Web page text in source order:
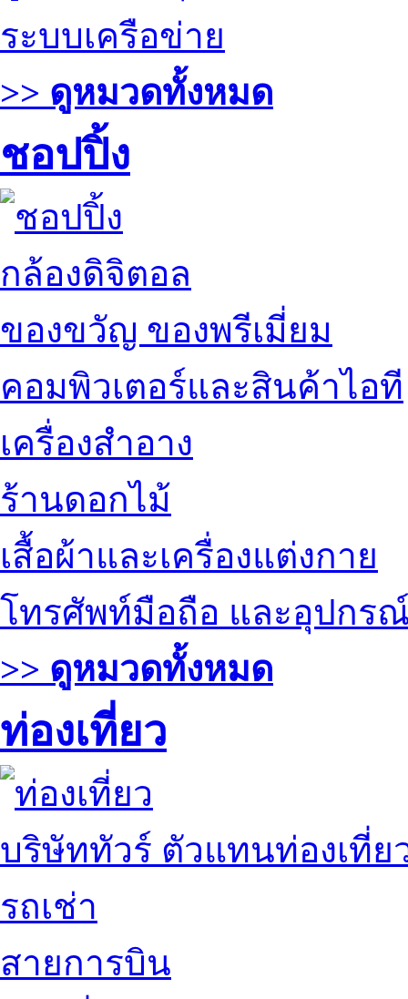
ระบบเครือข่าย
>> ดูหมวดทั้งหมด
ชอปปิ้ง
กล้องดิจิตอล
ของขวัญ ของพรีเมี่ยม
คอมพิวเตอร์และสินค้าไอที
เครื่องสำอาง
ร้านดอกไม้
เสื้อผ้าและเครื่องแต่งกาย
โทรศัพท์มือถือ และอุปกร
>> ดูหมวดทั้งหมด
ท่องเที่ยว
บริษัททัวร์ ตัวแทนท่องเที่ย
รถเช่า
สายการบิน